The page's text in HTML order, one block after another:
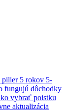
pilier 5 rokov 5-
fungujú dôchodky
vybrať poistku
aktualizácia